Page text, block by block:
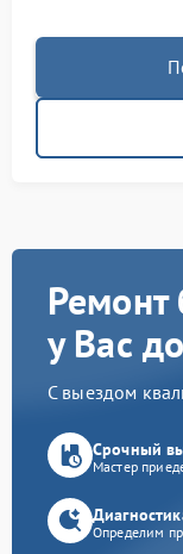
Ремонт
у Вас
С выездом
Срочный
Мастер
Определим